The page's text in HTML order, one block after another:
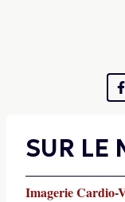
SUR LE
Imagerie Cardio-